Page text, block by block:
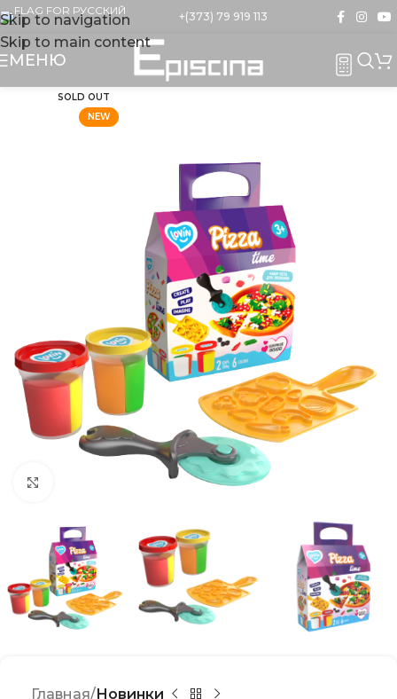
Skip to navigation
Skip to main content
+(373) 79 919 113
МЕНЮ
SOLD OUT
NEW
Главная Новинки